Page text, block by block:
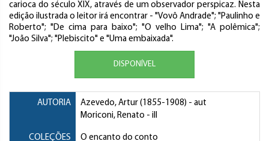
carioca do século XIX, através de um observador perspicaz. Nesta
edição ilustrada o leitor irá encontrar - "Vovô Andrade"; "Paulinho e
Roberto"; "De cima para baixo"; "O velho Lima"; "A polêmica";
"João Silva"; "Plebiscito" e "Uma embaixada".
DISPONÍVEL
AUTORIA Azevedo, Artur (1855-1908) - aut
Moriconi, Renato - ill
COLEÇÕES O encanto do conto